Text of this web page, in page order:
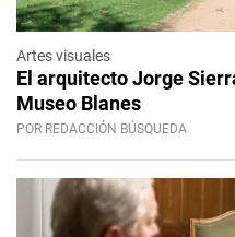
Artes visuales
El arquitecto Jorge
Museo Blanes
POR REDACCIÓN BÚSQUEDA